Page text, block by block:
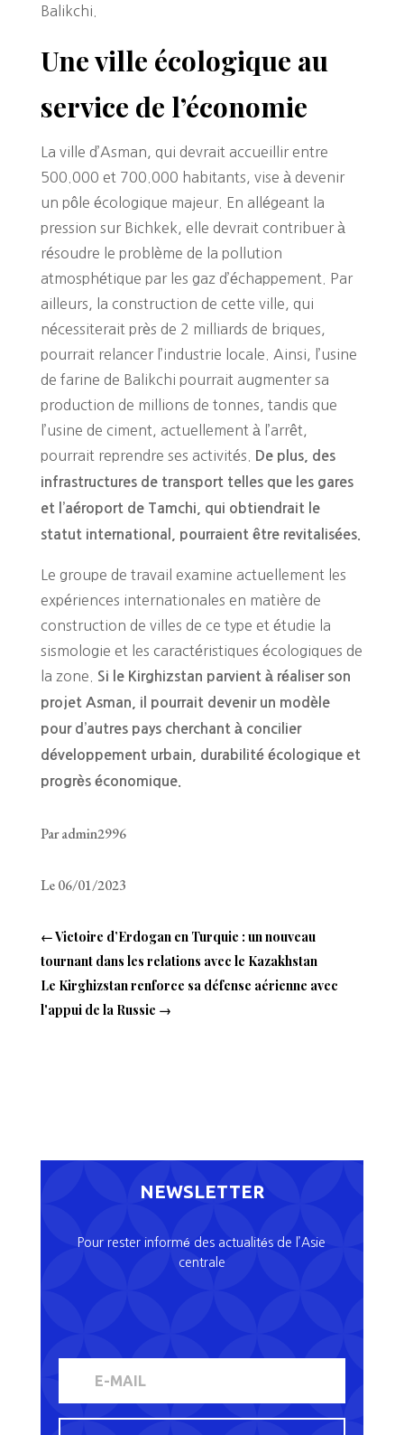
Balikchi.
Une ville écologique au
service de l’économie
La ville d’Asman, qui devrait accueillir entre
500.000 et 700.000 habitants, vise à devenir
un pôle écologique majeur. En allégeant la
pression sur Bichkek, elle devrait contribuer à
résoudre le problème de la pollution
atmosphétique par les gaz d’échappement. Par
ailleurs, la construction de cette ville, qui
nécessiterait près de 2 milliards de briques,
pourrait relancer l’industrie locale. Ainsi, l’usine
de farine de Balikchi pourrait augmenter sa
production de millions de tonnes, tandis que
l’usine de ciment, actuellement à l’arrêt,
pourrait reprendre ses activités.
De plus, des
infrastructures de transport telles que les gares
et l’aéroport de Tamchi, qui obtiendrait le
statut international, pourraient être revitalisées.
Le groupe de travail examine actuellement les
expériences internationales en matière de
construction de villes de ce type et étudie la
sismologie et les caractéristiques écologiques de
la zone.
Si le Kirghizstan parvient à réaliser son
projet Asman, il pourrait devenir un modèle
pour d’autres pays cherchant à concilier
développement urbain, durabilité écologique et
progrès économique.
Par admin2996
Le 06/01/2023
←Victoire d’Erdogan en Turquie : un nouveau
tournant dans les relations avec le Kazakhstan
Le Kirghizstan renforce sa défense aérienne avec
l'appui de la Russie →
NEWSLETTER
Pour rester informé des actualités de l’Asie
centrale